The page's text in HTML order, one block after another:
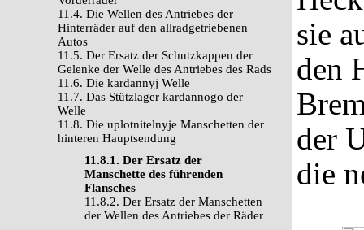
11.4. Die Wellen des Antriebes der
Hinterräder auf den allradgetriebenen
Autos
11.5. Der Ersatz der Schutzkappen der
Gelenke der Welle des Antriebes des Rads
11.6. Die kardannyj Welle
11.7. Das Stützlager kardannogo der
Welle
11.8. Die uplotnitelnyje Manschetten der
hinteren Hauptsendung
11.8.1. Der Ersatz der
Manschette des führenden
Flansches
11.8.2. Der Ersatz der Manschetten
der Wellen des Antriebes der Räder
sie
den
der
die